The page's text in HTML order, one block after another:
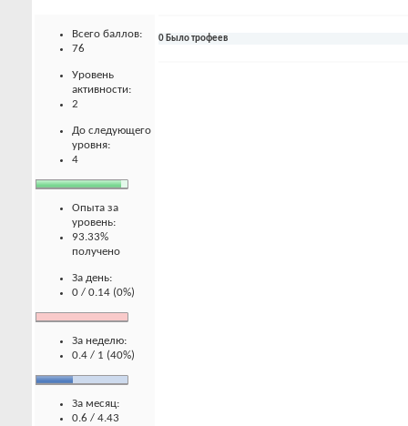
Всего баллов:
76
Уровень
активности:
2
До следующего
уровня:
4
Опыта за
уровень:
93.33%
получено
За день:
0 / 0.14 (0%)
За неделю:
0.4 / 1 (40%)
За месяц:
0.6 / 4.43
0 Было трофеев